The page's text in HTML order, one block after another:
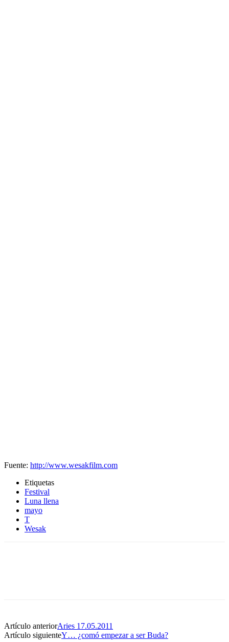
Fuente: http://www.wesakfilm.com
Etiquetas
Festival
Luna llena
mayo
T
Wesak
Artículo anteriorAries 17.05.2011
Artículo siguienteY… ¿comó empezar a ser Buda?